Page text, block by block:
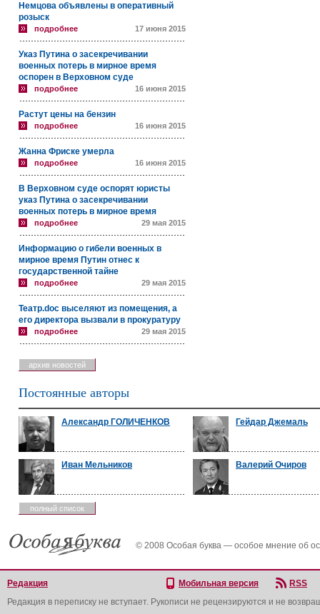
Немцова объявлены в оперативный
розыск
подробнее 17 июня 2015
Указ Путина о засекречивании
военных потерь в мирное время
оспорен в Верховном суде
подробнее 16 июня 2015
Растут цены на бензин
подробнее 16 июня 2015
Жанна Фриске умерла
подробнее 16 июня 2015
В Верховном суде оспорят юристы
указ Путина о засекречивании
военных потерь в мирное время
подробнее 29 мая 2015
Информацию о гибели военных в
мирное время Путин отнес к
государственной тайне
подробнее 29 мая 2015
Театр.doc выселяют из помещения, а
его директора вызвали в прокуратуру
подробнее 29 мая 2015
архив новостей
Постоянные авторы
Александр ГОЛИЧЕНКОВ Гейдар Джемаль
Иван Мельников Валерий Очиров
полный список
© 2008 Особая буква — особое мнение об
Редакция Мобильная версия
RSS
Редакция в переписку не вступает. Рукописи не рецензируются и не